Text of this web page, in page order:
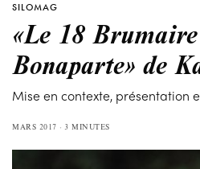
SILOMAG
«Le 18
Bonaparte» de
Mise en contexte, présentation
MARS 2017 3 MINUTES